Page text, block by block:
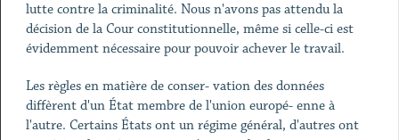
lutte contre la criminalité. Nous n'avons pas attendu la
décision de la Cour constitutionnelle, même si celle-ci est
évidemment nécessaire pour pouvoir achever le travail.
Les règles en matière de conser- vation des données
diffèrent d'un État membre de l'union europé- enne à
l'autre. Certains États ont un régime général, d'autres ont